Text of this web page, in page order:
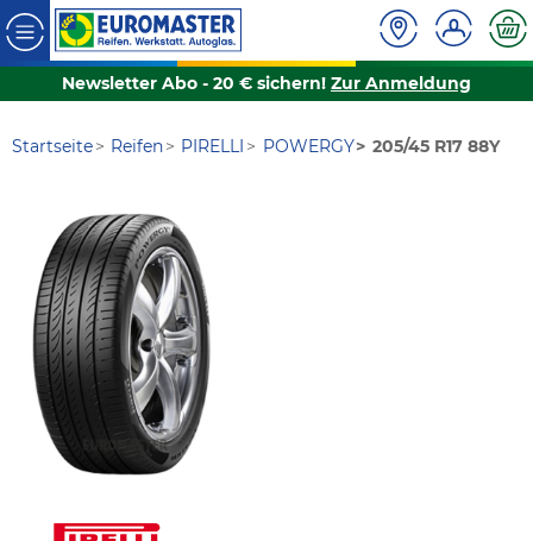
Newsletter Abo - 20 € sichern! Zur Anmeldung
Startseite Reifen PIRELLI POWERGY 205/45 R17 88Y